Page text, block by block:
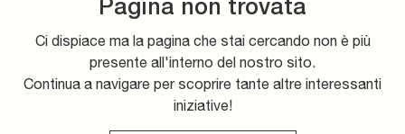
Pagina non trovata
Ci dispiace ma la pagina che stai cercando non è più
presente all'interno del nostro sito.
Continua a navigare per scoprire tante altre interessanti
iniziative!